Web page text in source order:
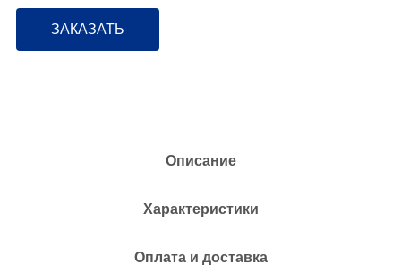
ЗАКАЗАТЬ
Описание
Характеристики
Оплата и доставка